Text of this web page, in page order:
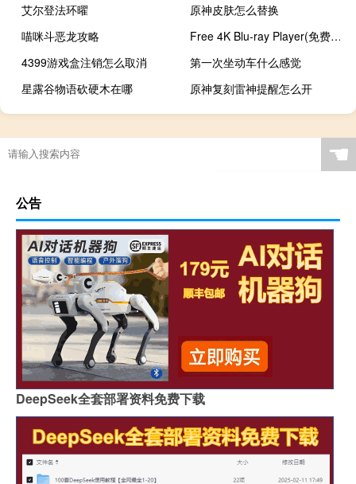
艾尔登法环曜
原神皮肤怎么替换
喵咪斗恶龙攻略
Free 4K Blu-ray Player(免费4K蓝光播放器) V1.3.14 官方版（Free 4K Blu-ray Player(免费4K蓝光播放器) V1.3.14 官方版功能简介）
4399游戏盒注销怎么取消
第一次坐动车什么感觉
星露谷物语砍硬木在哪
原神复刻雷神提醒怎么开
☚
公告
DeepSeek全套部署资料免费下载